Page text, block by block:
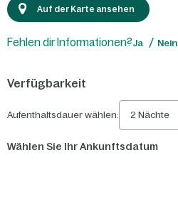
Auf der Karte ansehen
Fehlen dir Informationen?Ja Nein
Verfügbarkeit
Aufenthaltsdauer wählen: 2 Nächte
Wählen Sie Ihr Ankunftsdatum